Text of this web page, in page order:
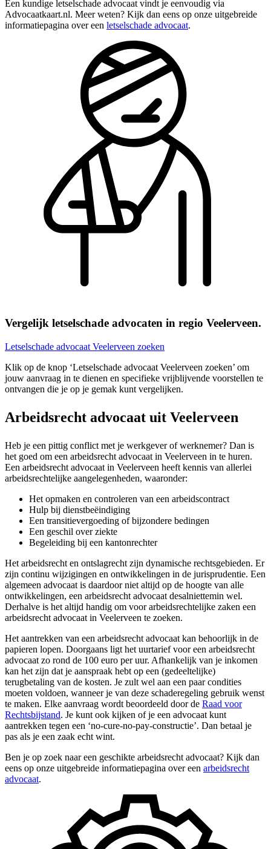
Een kundige letselschade advocaat vindt je eenvoudig via
Advocaatkaart.nl. Meer weten? Kijk dan eens op onze uitgebreide
informatiepagina over een letselschade advocaat.
Vergelijk letselschade advocaten in regio Veelerveen.
Letselschade advocaat Veelerveen zoeken
Klik op de knop ‘Letselschade advocaat Veelerveen zoeken’ om
jouw aanvraag in te dienen en specifieke vrijblijvende voorstellen te
ontvangen die je op je gemak kunt vergelijken.
Arbeidsrecht advocaat uit Veelerveen
Heb je een pittig conflict met je werkgever of werknemer? Dan is
het goed om een arbeidsrecht advocaat in Veelerveen in te huren.
Een arbeidsrecht advocaat in Veelerveen heeft kennis van allerlei
arbeidsrechtelijke aangelegenheden, waaronder:
Het opmaken en controleren van een arbeidscontract
Hulp bij dienstbeëindiging
Een transitievergoeding of bijzondere bedingen
Een geschil over ziekte
Begeleiding bij een kantonrechter
Het arbeidsrecht en ontslagrecht zijn dynamische rechtsgebieden. Er
zijn continu wijzigingen en ontwikkelingen in de jurisprudentie. Een
algemeen advocaat is daardoor niet altijd op de hoogte van alle
ontwikkelingen, een arbeidsrecht advocaat desalniettemin wel.
Derhalve is het altijd handig om voor arbeidsrechtelijke zaken een
arbeidsrecht advocaat in Veelerveen te zoeken.
Het aantrekken van een arbeidsrecht advocaat kan behoorlijk in de
papieren lopen. Doorgaans ligt het uurtarief voor een arbeidsrecht
advocaat zo rond de 100 euro per uur. Afhankelijk van je inkomen
kan het zijn dat je aanspraak hebt op een (gedeeltelijke)
terugbetaling van de kosten. Je zult wel aan een paar condities
moeten voldoen, wanneer je van deze schaderegeling gebruik wenst
te maken. Elke aanvraag wordt beoordeeld door de Raad voor
Rechtsbijstand. Je kunt ook kijken of je een advocaat kunt
aantrekken tegen een ‘no-cure-no-pay-constructie’. Dan betaal je
pas als je een zaak echt wint.
Ben je op zoek naar een geschikte arbeidsrecht advocaat? Kijk dan
eens op onze uitgebreide informatiepagina over een arbeidsrecht
advocaat.